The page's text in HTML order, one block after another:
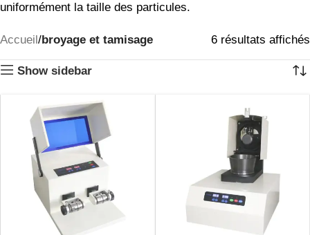
uniformément la taille des particules.
Accueil broyage et tamisage 6 résultats affichés
Show sidebar